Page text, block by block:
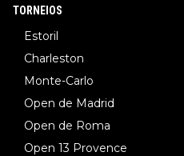
TORNEIOS
Estoril
Charleston
Monte-Carlo
Open de Madrid
Open de Roma
Open 13 Provence